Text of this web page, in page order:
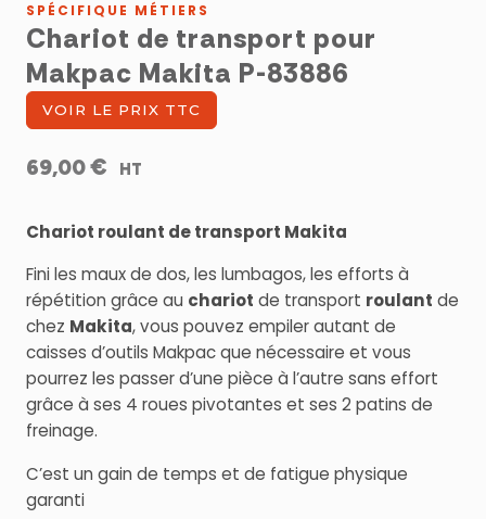
SPÉCIFIQUE MÉTIERS
Chariot de transport pour
Makpac Makita P-83886
VOIR LE PRIX TTC
69,00€ HT
Chariot roulant de transport Makita
Fini les maux de dos, les lumbagos, les efforts à
répétition grâce au chariot de transport roulant de
chez Makita, vous pouvez empiler autant de
caisses d’outils Makpac que nécessaire et vous
pourrez les passer d’une pièce à l’autre sans effort
grâce à ses 4 roues pivotantes et ses 2 patins de
freinage.
C’est un gain de temps et de fatigue physique
garanti